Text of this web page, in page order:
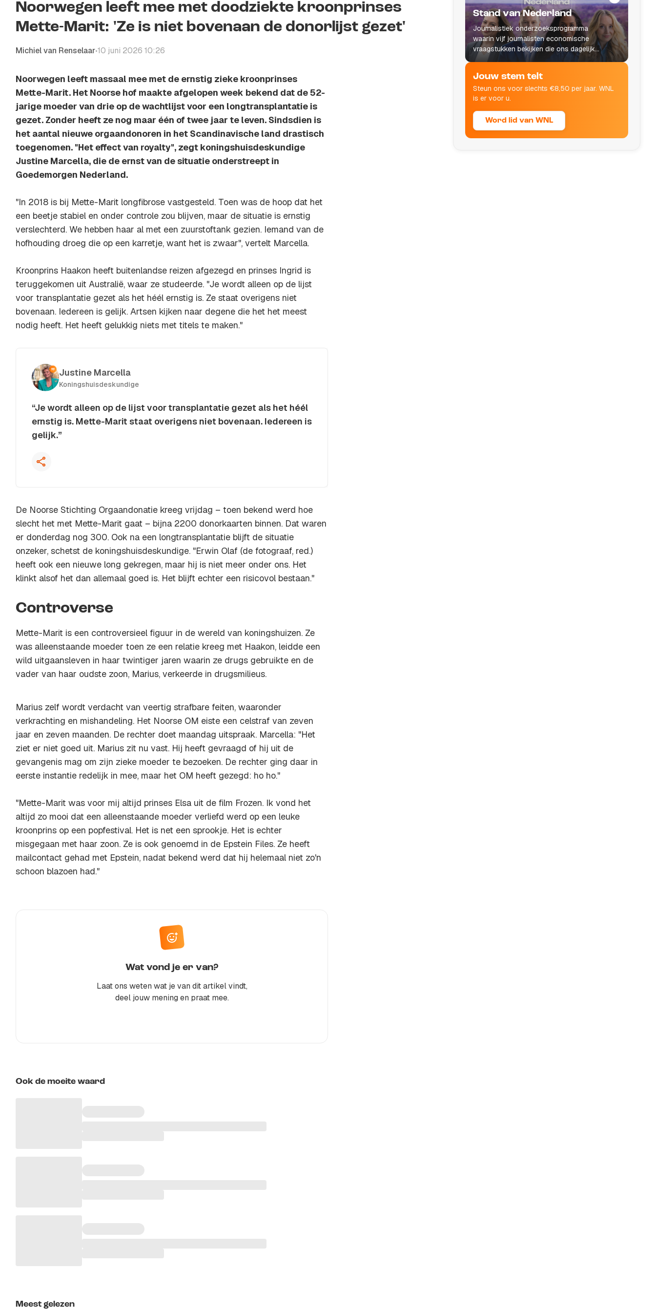
Noorwegen leeft mee met doodziekte kroonprinses
Mette-Marit: 'Ze is niet bovenaan de donorlijst gezet'
Michiel van Renselaar•10 juni 2026 10:26
Noorwegen leeft massaal mee met de ernstig zieke kroonprinses
Mette-Marit. Het Noorse hof maakte afgelopen week bekend dat de 52-
jarige moeder van drie op de wachtlijst voor een longtransplantatie is
gezet. Zonder heeft ze nog maar één of twee jaar te leven. Sindsdien is
het aantal nieuwe orgaandonoren in het Scandinavische land drastisch
toegenomen. "Het effect van royalty", zegt koningshuisdeskundige
Justine Marcella, die de ernst van de situatie onderstreept in
Goedemorgen Nederland.
"In 2018 is bij Mette-Marit longfibrose vastgesteld. Toen was de hoop dat het
een beetje stabiel en onder controle zou blijven, maar de situatie is ernstig
verslechterd. We hebben haar al met een zuurstoftank gezien. Iemand van de
hofhouding droeg die op een karretje, want het is zwaar", vertelt Marcella.
Kroonprins Haakon heeft buitenlandse reizen afgezegd en prinses Ingrid is
teruggekomen uit Australië, waar ze studeerde. "Je wordt alleen op de lijst
voor transplantatie gezet als het héél ernstig is. Ze staat overigens niet
bovenaan. Iedereen is gelijk. Artsen kijken naar degene die het het meest
nodig heeft. Het heeft gelukkig niets met titels te maken."
Justine Marcella
Koningshuisdeskundige
“Je wordt alleen op de lijst voor transplantatie gezet als het héél
ernstig is. Mette-Marit staat overigens niet bovenaan. Iedereen is
gelijk.”
De Noorse Stichting Orgaandonatie kreeg vrijdag – toen bekend werd hoe
slecht het met Mette-Marit gaat – bijna 2200 donorkaarten binnen. Dat waren
er donderdag nog 300. Ook na een longtransplantatie blijft de situatie
onzeker, schetst de koningshuisdeskundige. "Erwin Olaf (de fotograaf, red.)
heeft ook een nieuwe long gekregen, maar hij is niet meer onder ons. Het
klinkt alsof het dan allemaal goed is. Het blijft echter een risicovol bestaan."
Controverse
Mette-Marit is een controversieel figuur in de wereld van koningshuizen. Ze
was alleenstaande moeder toen ze een relatie kreeg met Haakon, leidde een
wild uitgaansleven in haar twintiger jaren waarin ze drugs gebruikte en de
vader van haar oudste zoon, Marius, verkeerde in drugsmilieus.
Marius zelf wordt verdacht van veertig strafbare feiten, waaronder
verkrachting en mishandeling. Het Noorse OM eiste een celstraf van zeven
jaar en zeven maanden. De rechter doet maandag uitspraak. Marcella: "Het
ziet er niet goed uit. Marius zit nu vast. Hij heeft gevraagd of hij uit de
gevangenis mag om zijn zieke moeder te bezoeken. De rechter ging daar in
eerste instantie redelijk in mee, maar het OM heeft gezegd: ho ho."
"Mette-Marit was voor mij altijd prinses Elsa uit de film Frozen. Ik vond het
altijd zo mooi dat een alleenstaande moeder verliefd werd op een leuke
kroonprins op een popfestival. Het is net een sprookje. Het is echter
misgegaan met haar zoon. Ze is ook genoemd in de Epstein Files. Ze heeft
mailcontact gehad met Epstein, nadat bekend werd dat hij helemaal niet zo'n
schoon blazoen had."
Wat vond je er van?
Laat ons weten wat je van dit artikel vindt,
deel jouw mening en praat mee.
Ook de moeite waard
Meest gelezen
Stand van Nederland
Journalistiek onderzoeksprogramma
waarin vijf journalisten economische
vraagstukken bekijken die ons dagelijks
leven raken.
Jouw stem telt
Steun ons voor slechts €8,50 per jaar. WNL
is er voor u.
Word lid van WNL